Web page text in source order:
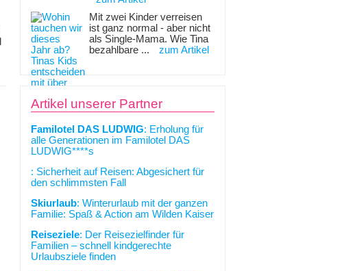
Mit zwei Kinder verreisen
ist ganz normal - aber nicht
als Single-Mama. Wie Tina
bezahlbare ...
zum Artikel
Artikel unserer Partner
Familotel DAS LUDWIG: Erholung für
alle Generationen im Familotel DAS
LUDWIG****s
: Sicherheit auf Reisen: Abgesichert für
den schlimmsten Fall
Skiurlaub: Winterurlaub mit der ganzen
Familie: Spaß & Action am Wilden Kaiser
Reiseziele: Der Reisezielfinder für
Familien – schnell kindgerechte
Urlaubsziele finden